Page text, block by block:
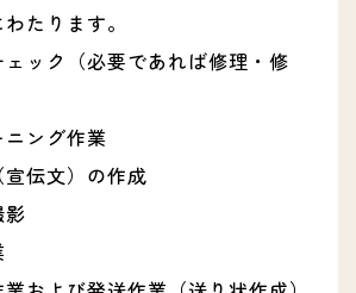
たります。
ェック（必要であれば修理・修
ニング作業
宣伝文）の作成
影